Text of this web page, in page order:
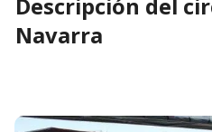
Descripción del
Navarra